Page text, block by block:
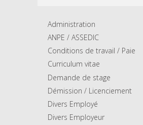
Administration
ANPE / ASSEDIC
Conditions de travail / Paie
Curriculum vitae
Demande de stage
Démission / Licenciement
Divers Employé
Divers Employeur